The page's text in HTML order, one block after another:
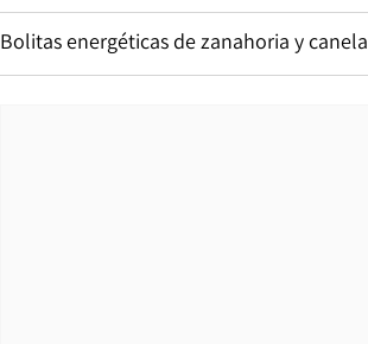
Bolitas energéticas de zanahoria y canela